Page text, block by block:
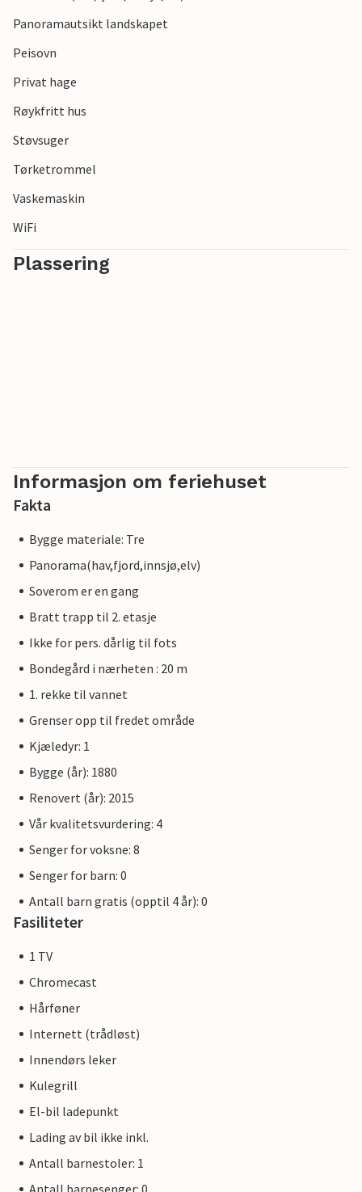
Panoramautsikt landskapet
Peisovn
Privat hage
Røykfritt hus
Støvsuger
Tørketrommel
Vaskemaskin
WiFi
Plassering
Informasjon om feriehuset
Fakta
Bygge materiale: Tre
Panorama(hav,fjord,innsjø,elv)
Soverom er en gang
Bratt trapp til 2. etasje
Ikke for pers. dårlig til fots
Bondegård i nærheten : 20 m
1. rekke til vannet
Grenser opp til fredet område
Kjæledyr: 1
Bygge (år): 1880
Renovert (år): 2015
Vår kvalitetsvurdering: 4
Senger for voksne: 8
Senger for barn: 0
Antall barn gratis (opptil 4 år): 0
Fasiliteter
1 TV
Chromecast
Hårføner
Internett (trådløst)
Innendørs leker
Kulegrill
El-bil ladepunkt
Lading av bil ikke inkl.
Antall barnestoler: 1
Antall barnesenger: 0